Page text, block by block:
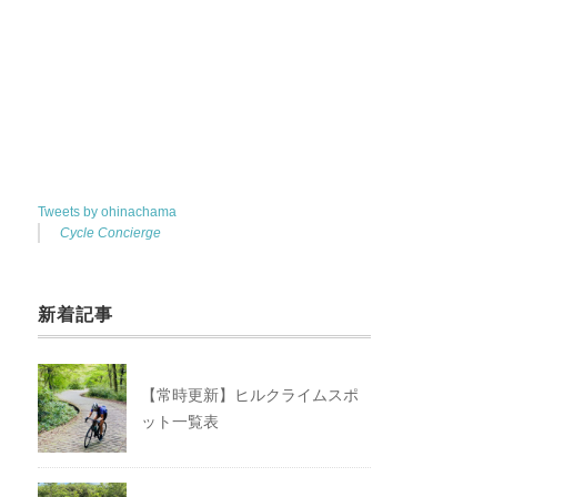
Tweets by ohinachama
Cycle Concierge
新着記事
【常時更新】ヒルクライムスポ
ット一覧表